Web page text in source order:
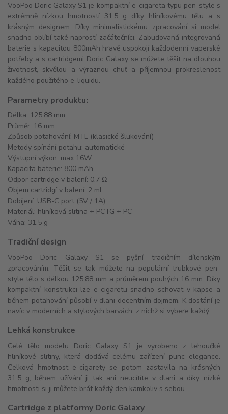
VooPoo Doric Galaxy S1 je kompaktní e-cigareta typu pen-style s
extrémně nízkou hmotností 31.5 g díky hliníkovému tělu a s
krásným designem. Díky minimalistickému zpracování si model
snadno oblíbí také naprostí začátečníci. Zabudovaná integrovaná
baterie s kapacitou 800mAh hravě uspokojí každodenní vaperské
potřeby a s cartridgemi Doric Galaxy se můžete těšit na dlouhou
životnost, skvělou a výraznou chuť a příjemnou prokreslenost
každého použitého e-liquidu.
Parametry produktu:
Délka: 125.88 mm
Průměr: 16 mm
Způsob potahování: MTL (klasické šlukování)
Metody spínání potahu: automatické
Výstupní výkon: max 16W
Kapacita baterie: 800 mAh
Odpor cartridge v balení: 0.7 Ω
Objem cartridgí v balení: 2 ml
Dobíjení: USB-C port (5V / 1A)
Materiál: hliníková slitina + PCTG + PC
Váha: 31.5 g
Tradiční design
VooPoo Doric Galaxy S1 se pyšní tradičním dílenským
zpracováním. Těšit se tak můžete na populární trubkové pen-
style tělo s délkou 125.88 mm a průměrem pouhých 16 mm. Díky
kompaktní konstrukci lze e-cigaretu snadno schovat v kapse a
během potahování působí v dlani decentním dojmem. K dostání je
navíc v moderních a stylových barvách, z nichž si vybere každý.
Lehká konstrukce
Celé tělo modelu Doric Galaxy S1 je vyrobeno z lehoučké
hliníkové slitiny, která dodává celému zařízení punc elegance.
Celková hmotnost e-cigarety se potom zastavila na krásných
31.5 g, během užívání ji tak ani neucítíte v dlani a díky nízké
hmotnosti si ji můžete brát každý den kamkoliv s sebou.
Cartridge z platformy Doric Galaxy